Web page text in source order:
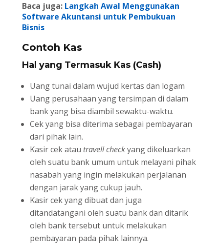
Baca juga: Langkah Awal Menggunakan
Software Akuntansi untuk Pembukuan
Bisnis
Contoh Kas
Hal yang Termasuk Kas (Cash)
Uang tunai dalam wujud kertas dan logam
Uang perusahaan yang tersimpan di dalam
bank yang bisa diambil sewaktu-waktu.
Cek yang bisa diterima sebagai pembayaran
dari pihak lain.
Kasir cek atau travell checkyang dikeluarkan
oleh suatu bank umum untuk melayani pihak
nasabah yang ingin melakukan perjalanan
dengan jarak yang cukup jauh.
Kasir cek yang dibuat dan juga
ditandatangani oleh suatu bank dan ditarik
oleh bank tersebut untuk melakukan
pembayaran pada pihak lainnya.